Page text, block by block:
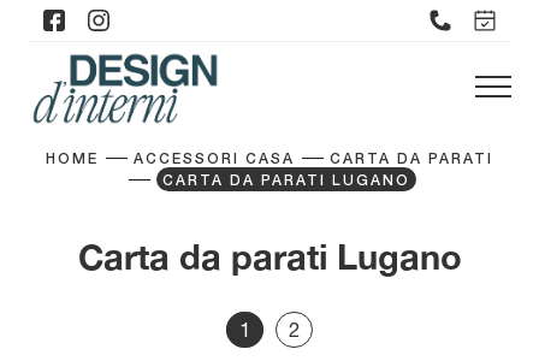
HOME ACCESSORI CASA
CARTA DA PARATI
CARTA DA PARATI LUGANO
Carta da parati Lugano
1 2